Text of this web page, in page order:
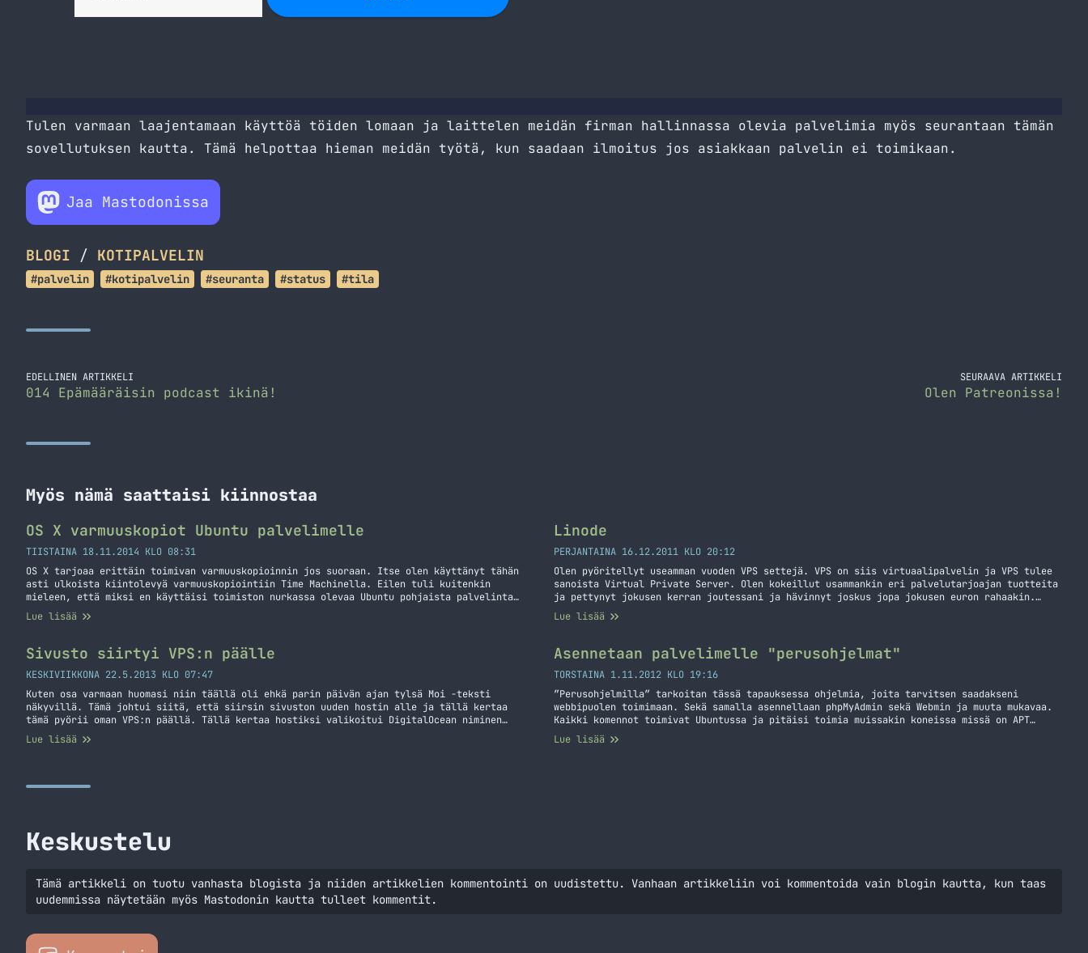
Tulen varmaan laajentamaan käyttöä töiden lomaan ja laittelen meidän firman hallinnassa olevia palvelimia myös seurantaan tämän
sovellutuksen kautta. Tämä helpottaa hieman meidän työtä, kun saadaan ilmoitus jos asiakkaan palvelin ei toimikaan.
Jaa Mastodonissa
BLOGI / KOTIPALVELIN
#palvelin #kotipalvelin #seuranta #status #tila
EDELLINEN ARTIKKELI
014 Epämääräisin podcast ikinä!
SEURAAVA ARTIKKELI
Olen Patreonissa!
Myös nämä saattaisi kiinnostaa
OS X varmuuskopiot Ubuntu palvelimelle
TIISTAINA 18.11.2014 KLO 08:31
OS X tarjoaa erittäin toimivan varmuuskopioinnin jos suoraan. Itse olen käyttänyt tähän
asti ulkoista kiintolevyä varmuuskopiointiin Time Machinella. Eilen tuli kuitenkin
mieleen, että miksi en käyttäisi toimiston nurkassa olevaa Ubuntu pohjaista palvelinta
hyödyksi ja laittaisi sinne varmuuskopiot menemään? Löysinkin nopeasti ohjeen minkä
suomennankin teille tässä niiltä osin mitä itse tarvitsi tehdä. Tätä operaatiota varten
Lue lisää
Linode
PERJANTAINA 16.12.2011 KLO 20:12
Olen pyöritellyt useamman vuoden VPS settejä. VPS on siis virtuaalipalvelin ja VPS tulee
sanoista Virtual Private Server. Olen kokeillut usammankin eri palvelutarjoajan tuotteita
ja pettynyt jokusen kerran joutessani ja hävinnyt joskus jopa jokusen euron rahaakin.
Olen nyt vihdoin löytänyt jokusen luotettavan jossa homma vaan pelaa, nyt oikestaan olen
löytänyt yhden luottopaikan. Kyseessä on nimittäin Linode… Jatka lukemista Linode
Lue lisää
Sivusto siirtyi VPS:n päälle
KESKIVIIKKONA 22.5.2013 KLO 07:47
Kuten osa varmaan huomasi niin täällä oli ehkä parin päivän ajan tylsä Moi -teksti
näkyvillä. Tämä johtui siitä, että siirsin sivuston uuden hostin alle ja tällä kertaa
tämä pyörii oman VPS:n päällä. Tällä kertaa hostiksi valikoitui DigitalOcean niminen
lafka. Odottelun jälkeen heille tuli lisää IP-osoitteita EU paketteihin ja sain tilattua
VPS:n Amsterdamista, joten yhteyksien pitäisi… Jatka lukemista Sivusto siirtyi VPS:n
Lue lisää
Asennetaan palvelimelle "perusohjelmat"
TORSTAINA 1.11.2012 KLO 19:16
”Perusohjelmilla” tarkoitan tässä tapauksessa ohjelmia, joita tarvitsen saadakseni
webbipuolen toimimaan. Sekä samalla asennellaan phpMyAdmin sekä Webmin ja muuta mukavaa.
Kaikki komennot toimivat Ubuntussa ja pitäisi toimia muissakin koneissa missä on APT
käytössä. Tämän on tarkoitus olla muistilista itselle ja muille, jotka tarvitsee
tämänkaltaisia komentoja.
Lue lisää
Keskustelu
Tämä artikkeli on tuotu vanhasta blogista ja niiden artikkelien kommentointi on uudistettu. Vanhaan artikkeliin voi kommentoida vain blogin kautta, kun taas
uudemmissa näytetään myös Mastodonin kautta tulleet kommentit.